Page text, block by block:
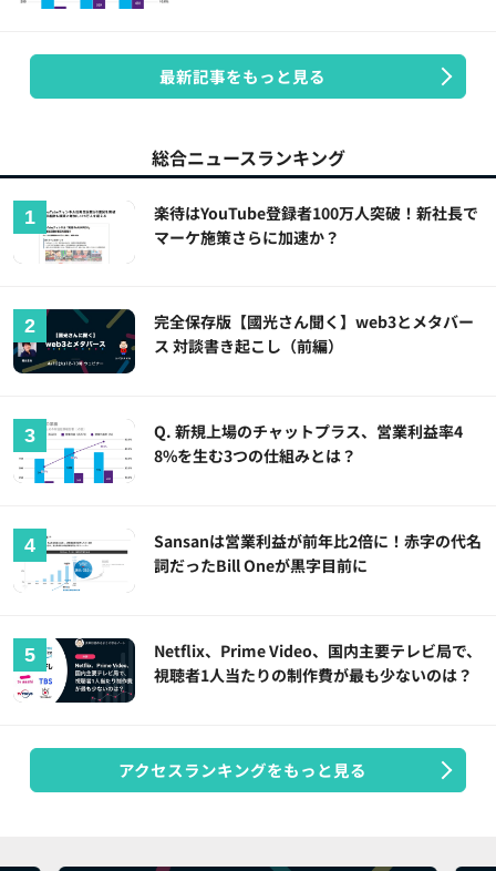
最新記事をもっと見る
総合ニュースランキング
楽待はYouTube登録者100万人突破！新社長で
マーケ施策さらに加速か？
完全保存版【國光さん聞く】web3とメタバー
ス 対談書き起こし（前編）
Q. 新規上場のチャットプラス、営業利益率4
8%を生む3つの仕組みとは？
Sansanは営業利益が前年比2倍に！赤字の代名
詞だったBill Oneが黒字目前に
Netflix、Prime Video、国内主要テレビ局で、
視聴者1人当たりの制作費が最も少ないのは？
アクセスランキングをもっと見る